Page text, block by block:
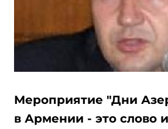
Мероприятие "Дни
в Армении - это слово